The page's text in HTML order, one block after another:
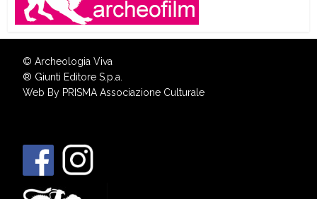
© Archeologia Viva
® Giunti Editore S.p.a.
Web By PRISMA Associazione Culturale